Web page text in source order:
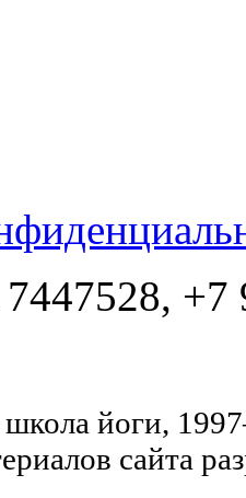
+7
йоги,
сайта